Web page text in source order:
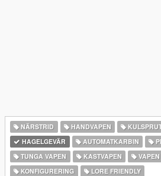
NÄRSTRID HANDVAPEN
HAGELGEVÄR
AUTOMATKARBIN
TUNGA VAPEN
KASTVAPEN VAPEN
KONFIGURERING
LORE FRIENDLY